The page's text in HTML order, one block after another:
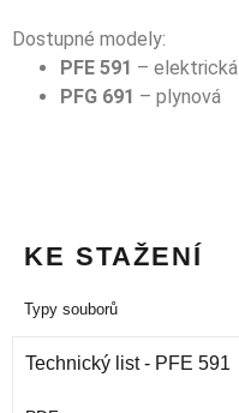
Dostupné modely:
PFE 591 – elektrická
PFG 691 – plynová
KE STAŽENÍ
Typy souborů
Technický list - PFE 591